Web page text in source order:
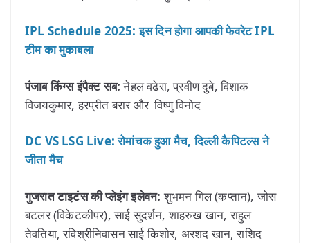
IPL Schedule 2025: इस दिन होगा आपकी फेवरेट IPL
टीम का मुकाबला
पंजाब किंग्स इंपैक्ट सब:नेहल वढेरा, प्रवीण दुबे, विशाक
विजयकुमार, हरप्रीत बरार और विष्णु विनोद
DC VS LSG Live: रोमांचक हुआ मैच, दिल्ली कैपिटल्स ने
जीता मैच
गुजरात टाइटंस की प्लेइंग इलेवन: शुभमन गिल (कप्तान), जोस
बटलर (विकेटकीपर), साई सुदर्शन, शाहरुख खान, राहुल
तेवतिया, रविश्रीनिवासन साई किशोर, अरशद खान, राशिद